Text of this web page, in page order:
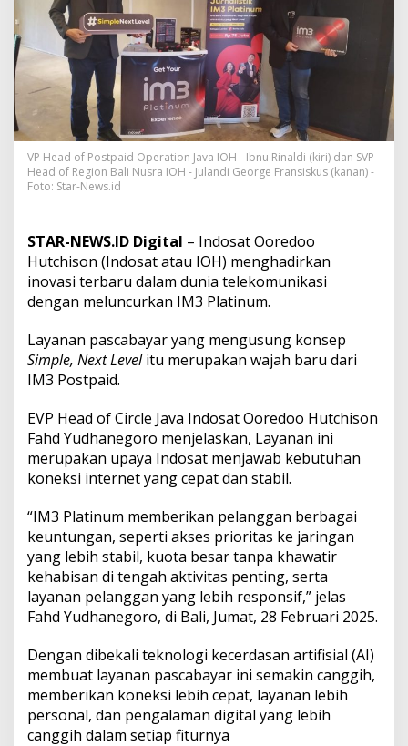
a
l
M
u
d
M
3
P
i
n
u
m
H
d
i
r
k
i
n
C
a
g
g
i
h
d
e
n
a
n
K
o
n
e
VP Head of Postpaid Operation Java IOH - Ibnu Rinaldi (kiri) dan SVP
Head of Region Bali Nusra IOH - Julandi George Fransiskus (kanan) -
Foto: Star-News.id
STAR-NEWS.ID Digital – Indosat Ooredoo
Hutchison (Indosat atau IOH) menghadirkan
inovasi terbaru dalam dunia telekomunikasi
dengan meluncurkan IM3 Platinum.
Layanan pascabayar yang mengusung konsep
Simple, Next Levelitu merupakan wajah baru dari
IM3 Postpaid.
EVP Head of Circle Java Indosat Ooredoo Hutchison
Fahd Yudhanegoro menjelaskan, Layanan ini
merupakan upaya Indosat menjawab kebutuhan
koneksi internet yang cepat dan stabil.
“IM3 Platinum memberikan pelanggan berbagai
keuntungan, seperti akses prioritas ke jaringan
yang lebih stabil, kuota besar tanpa khawatir
kehabisan di tengah aktivitas penting, serta
layanan pelanggan yang lebih responsif,” jelas
Fahd Yudhanegoro, di Bali, Jumat, 28 Februari 2025.
Dengan dibekali teknologi kecerdasan artifisial (AI)
membuat layanan pascabayar ini semakin canggih,
memberikan koneksi lebih cepat, layanan lebih
personal, dan pengalaman digital yang lebih
canggih dalam setiap fiturnya